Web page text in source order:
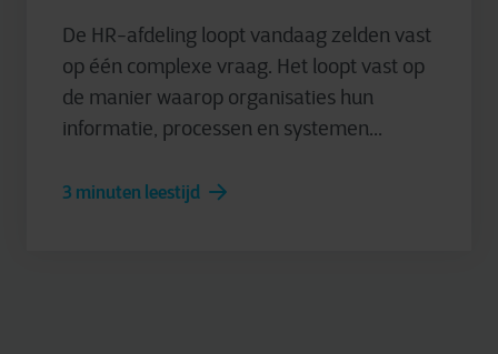
De HR-afdeling loopt vandaag zelden vast
op één complexe vraag. Het loopt vast op
de manier waarop organisaties hun
informatie, processen en systemen...
3 minuten leestijd